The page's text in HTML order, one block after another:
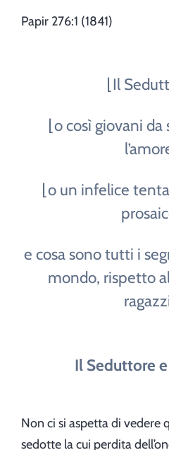
Papir 276:1 (1841)
⌊Il
⌊o così giovani
⌊o un infelice
e cosa sono tutti i
mondo, rispetto
Il Seduttore
Non ci si aspetta di vedere
sedotte la cui perdita